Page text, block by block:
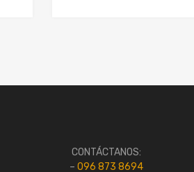
CONTÁCTANOS:
–096 873 8694